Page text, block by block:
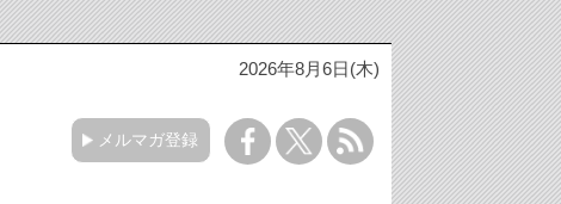
2026年8月6日(木)
メルマガ登録